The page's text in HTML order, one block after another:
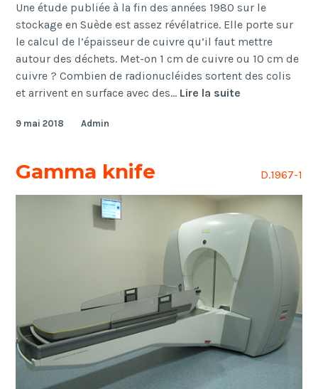
Une étude publiée à la fin des années 1980 sur le
stockage en Suède est assez révélatrice. Elle porte sur
le calcul de l’épaisseur de cuivre qu’il faut mettre
autour des déchets. Met-on 1 cm de cuivre ou 10 cm de
cuivre ? Combien de radionucléides sortent des colis
et arrivent en surface avec des… Lire la suite
9 mai 2018 Admin
Gamma knife D.1967-1